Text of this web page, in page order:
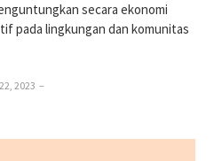
secara ekonomi
pada lingkungan dan komunitas
2023 –